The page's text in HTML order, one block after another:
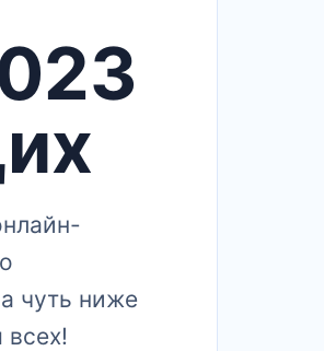
чуть ниже
всех!